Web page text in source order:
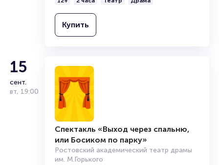
Купить
15
сент.
вт, 19:00
Спектакль «Выход через спальню,
или Босиком по парку»
Ростовский академический театр драмы
им. М.Горького